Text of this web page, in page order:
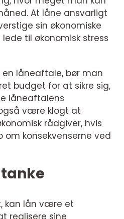
At låne ansvarligt
sin økonomiske
til økonomisk stress
en låneaftale, bør man
budget for at sikre sig,
låneaftalens
være klogt at
rådgiver, hvis
om konsekvenserne ved
kan lån være et